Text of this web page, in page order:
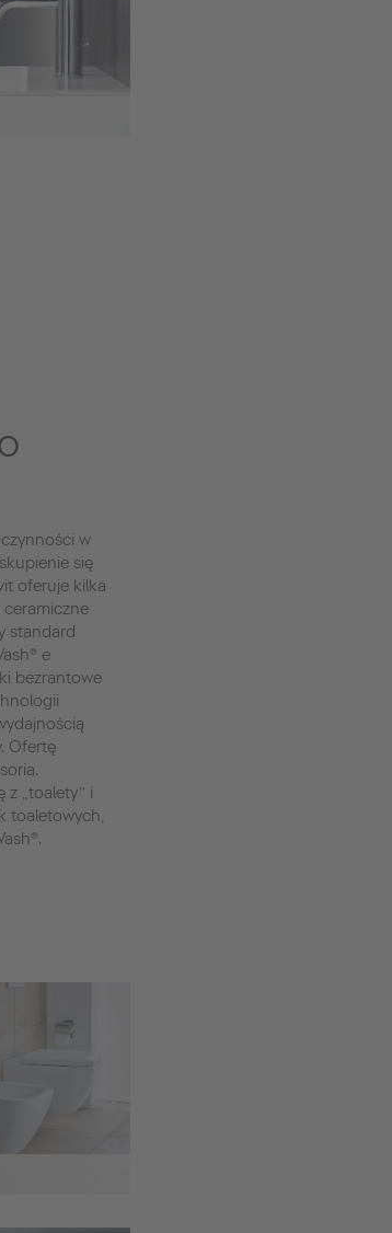
w
się
oferuje kilka
ceramiczne
standard
e
bezrantowe
Ofertę
z „toalety” i
toaletowych,